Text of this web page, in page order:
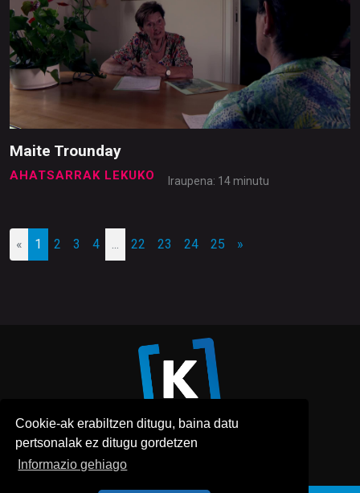
Cookie-ak erabiltzen ditugu, baina datu
pertsonalak ez ditugu gordetzen
Informazio gehiago
Maite Trounday
AHATSARRAK LEKUKO Iraupena: 14 minutu
« 1 2 3 4 22 23 24 25 »